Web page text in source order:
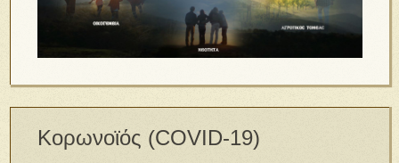
Κορωνοϊός (COVID-19)